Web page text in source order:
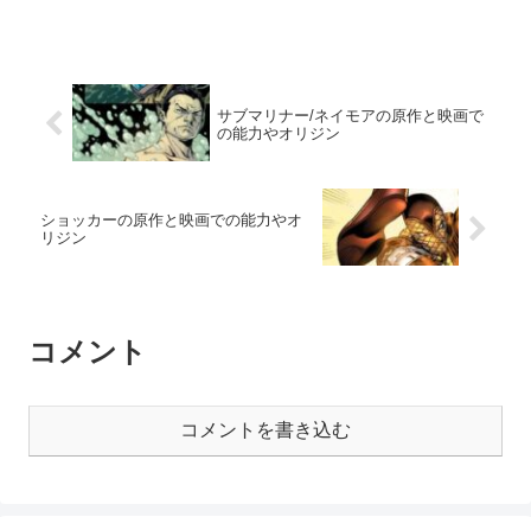
サブマリナー/ネイモアの原作と映画で
の能力やオリジン
ショッカーの原作と映画での能力やオ
リジン
コメント
コメントを書き込む